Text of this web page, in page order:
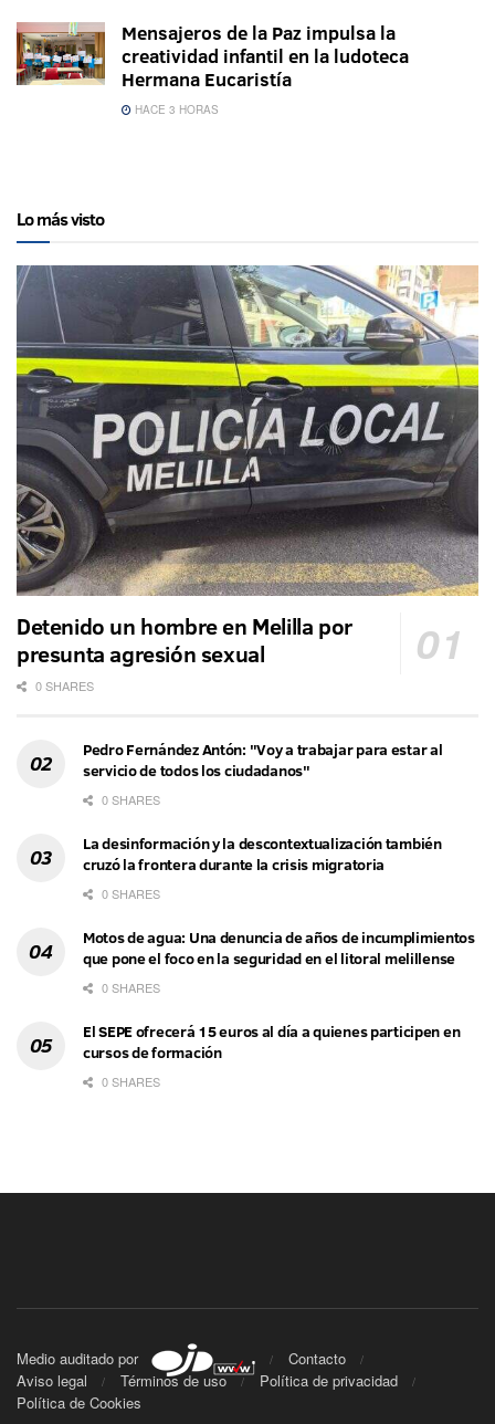
Mensajeros de la Paz impulsa la
creatividad infantil en la ludoteca
Hermana Eucaristía
HACE 3 HORAS
Lo más visto
Detenido un hombre en Melilla por
presunta agresión sexual
0 SHARES
Pedro Fernández Antón: "Voy a trabajar para estar al
servicio de todos los ciudadanos"
0 SHARES
La desinformación y la descontextualización también
cruzó la frontera durante la crisis migratoria
0 SHARES
Motos de agua: Una denuncia de años de incumplimientos
que pone el foco en la seguridad en el litoral melillense
0 SHARES
El SEPE ofrecerá 15 euros al día a quienes participen en
cursos de formación
0 SHARES
Medio auditado por
Contacto
Aviso legal
Términos de uso
Política de privacidad
Política de Cookies